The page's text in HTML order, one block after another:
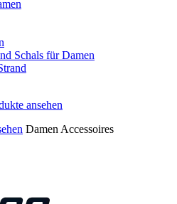
Schals für Damen
Damen Accessoires